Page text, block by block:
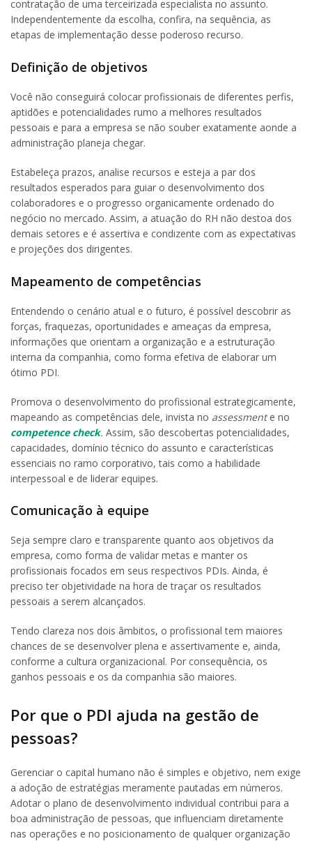
contratação de uma terceirizada especialista no assunto.
Independentemente da escolha, confira, na sequência, as
etapas de implementação desse poderoso recurso.
Definição de objetivos
Você não conseguirá colocar profissionais de diferentes perfis,
aptidões e potencialidades rumo a melhores resultados
pessoais e para a empresa se não souber exatamente aonde a
administração planeja chegar.
Estabeleça prazos, analise recursos e esteja a par dos
resultados esperados para guiar o desenvolvimento dos
colaboradores e o progresso organicamente ordenado do
negócio no mercado. Assim, a atuação do RH não destoa dos
demais setores e é assertiva e condizente com as expectativas
e projeções dos dirigentes.
Mapeamento de competências
Entendendo o cenário atual e o futuro, é possível descobrir as
forças, fraquezas, oportunidades e ameaças da empresa,
informações que orientam a organização e a estruturação
interna da companhia, como forma efetiva de elaborar um
ótimo PDI.
Promova o desenvolvimento do profissional estrategicamente,
mapeando as competências dele, invista no assessmente no
competence check. Assim, são descobertas potencialidades,
capacidades, domínio técnico do assunto e características
essenciais no ramo corporativo, tais como a habilidade
interpessoal e de liderar equipes.
Comunicação à equipe
Seja sempre claro e transparente quanto aos objetivos da
empresa, como forma de validar metas e manter os
profissionais focados em seus respectivos PDIs. Ainda, é
preciso ter objetividade na hora de traçar os resultados
pessoais a serem alcançados.
Tendo clareza nos dois âmbitos, o profissional tem maiores
chances de se desenvolver plena e assertivamente e, ainda,
conforme a cultura organizacional. Por consequência, os
ganhos pessoais e os da companhia são maiores.
Por que o PDI ajuda na gestão de
pessoas?
Gerenciar o capital humano não é simples e objetivo, nem exige
a adoção de estratégias meramente pautadas em números.
Adotar o plano de desenvolvimento individual contribui para a
boa administração de pessoas, que influenciam diretamente
nas operações e no posicionamento de qualquer organização